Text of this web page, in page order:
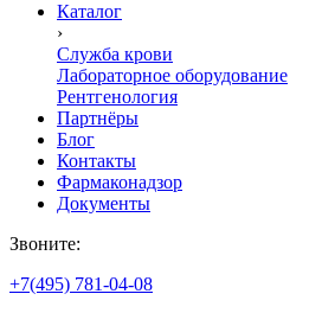
Каталог
›
Служба крови
Лабораторное оборудование
Рентгенология
Партнёры
Блог
Контакты
Фармаконадзор
Документы
Звоните:
+7(495) 781-04-08